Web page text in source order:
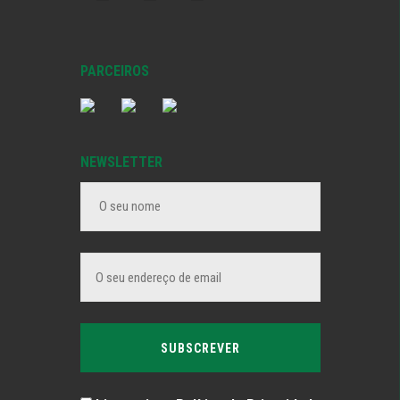
PARCEIROS
NEWSLETTER